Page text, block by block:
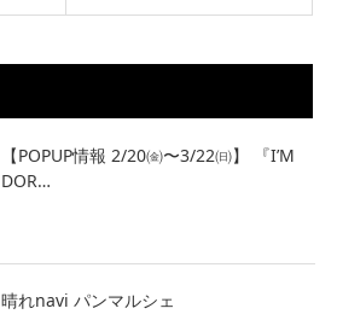
【POPUP情報 2/20㈮〜3/22㈰】 『I’M
DOR…
晴れnavi パンマルシェ